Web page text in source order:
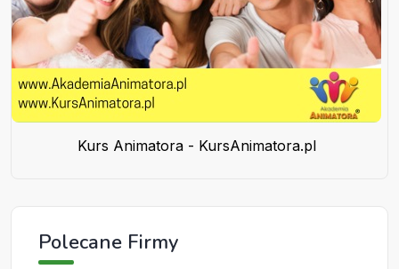
Kurs Animatora - KursAnimatora.pl
Polecane Firmy